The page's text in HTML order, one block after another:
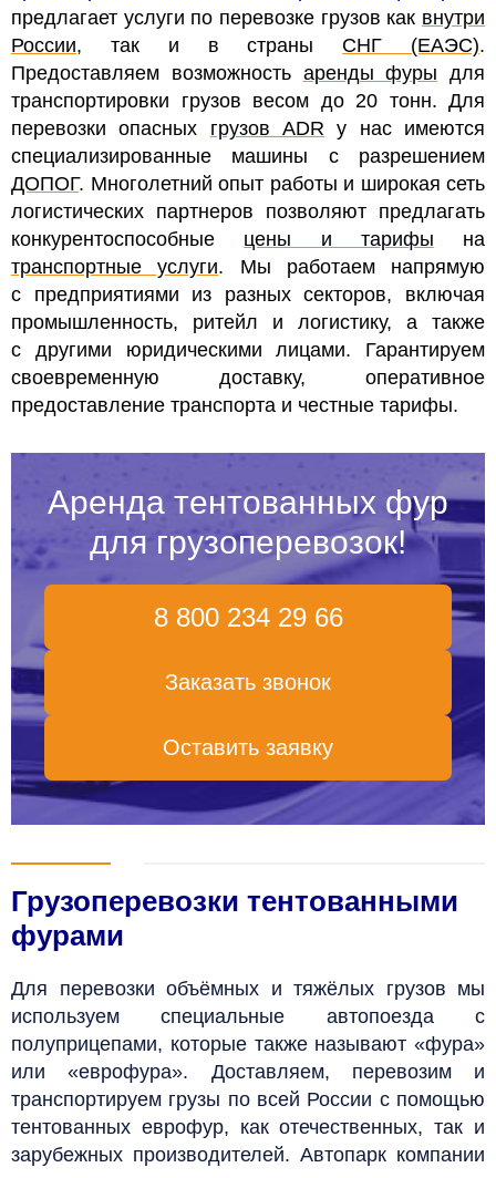
предлагает услуги по перевозке грузов как внутри
России, так и в страны СНГ (ЕАЭС).
Предоставляем возможность аренды фуры для
транспортировки грузов весом до 20 тонн. Для
перевозки опасных грузов ADR у нас имеются
специализированные машины с разрешением
ДОПОГ. Многолетний опыт работы и широкая сеть
логистических партнеров позволяют предлагать
конкурентоспособные цены и тарифы на
транспортные услуги. Мы работаем напрямую
с предприятиями из разных секторов, включая
промышленность, ритейл и логистику, а также
с другими юридическими лицами. Гарантируем
своевременную доставку, оперативное
предоставление транспорта и честные тарифы.
Аренда тентованных фур
для грузоперевозок!
8 800 234 29 66
Заказать звонок
Оставить заявку
Грузоперевозки тентованными
фурами
Для перевозки объёмных и тяжёлых грузов мы
используем специальные автопоезда с
полуприцепами, которые также называют «фура»
или «еврофура». Доставляем, перевозим и
транспортируем грузы по всей России с помощью
тентованных еврофур, как отечественных, так и
зарубежных производителей. Автопарк компании